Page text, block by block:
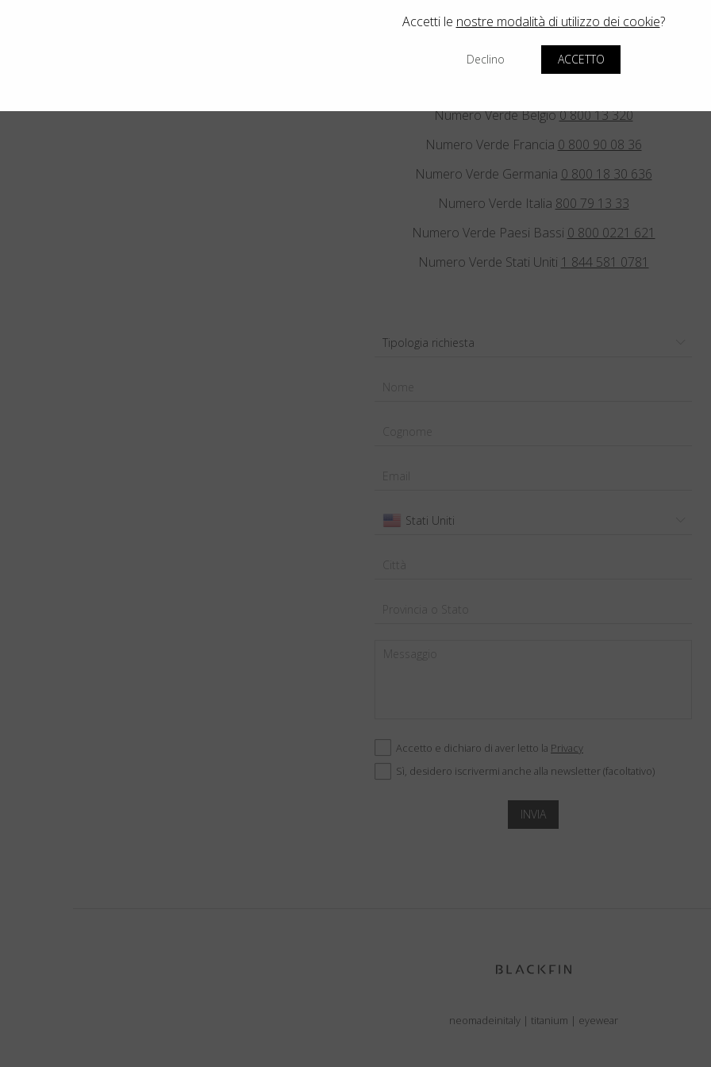
Numero Verde Belgio0 800 13 320
Numero Verde Francia 0 800 90 08 36
Numero Verde Germania 0 800 18 30 636
Numero Verde Italia 800 79 13 33
Numero Verde Paesi Bassi 0 800 0221 621
Numero Verde Stati Uniti 1 844 581 0781
Tipologia richiesta
Stati Uniti
Accetto e dichiaro di aver letto la Privacy
Sì, desidero iscrivermi anche alla newsletter (facoltativo)
INVIA
neomadeinitaly | titanium | eyewear
Accetti le nostre modalità di utilizzo dei cookie?
Declino ACCETTO